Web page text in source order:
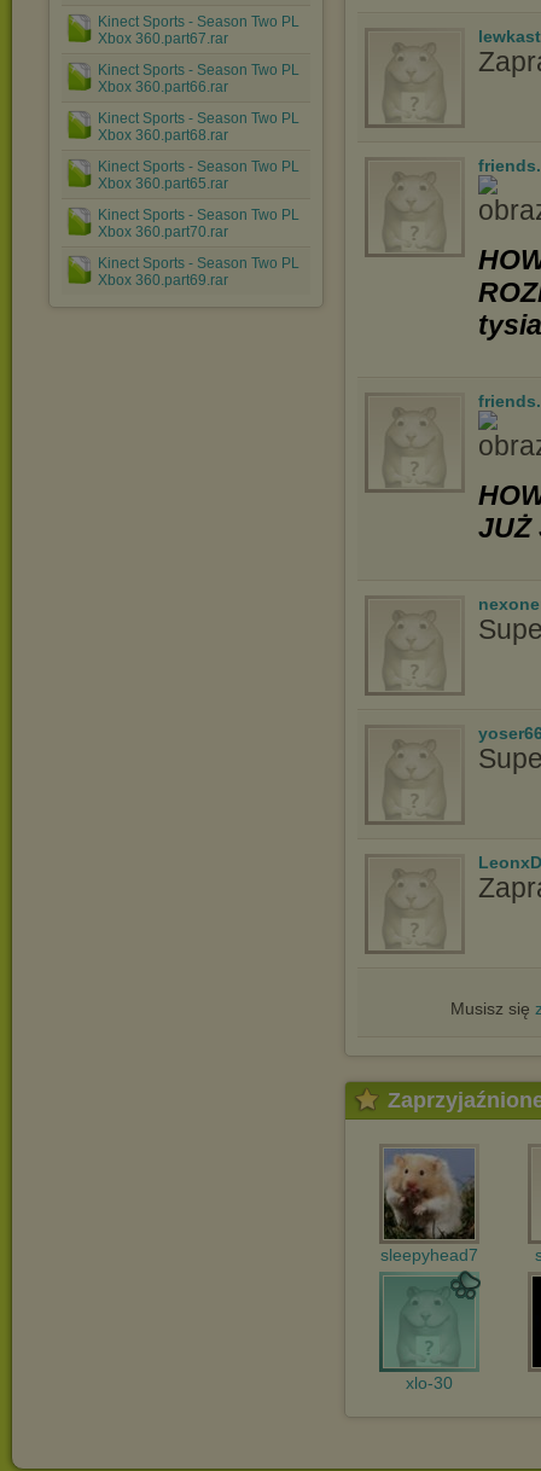
Kinect Sports - Season Two PL
Xbox 360.part67.rar
Kinect Sports - Season Two PL
Xbox 360.part66.rar
Kinect Sports - Season Two PL
Xbox 360.part68.rar
Kinect Sports - Season Two PL
Xbox 360.part65.rar
Kinect Sports - Season Two PL
Xbox 360.part70.rar
Kinect Sports - Season Two PL
Xbox 360.part69.rar
JUŻ
Musisz się
sleepyhead7
xlo-30